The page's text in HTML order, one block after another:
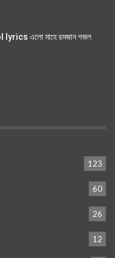
এলো মাহে রমজান গজল
123
60
26
12